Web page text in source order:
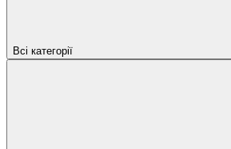
Всі категорії